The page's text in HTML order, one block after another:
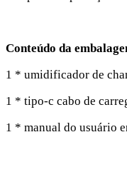
Conteúdo da
1 * umidificador de
1 * tipo-c cabo de
1 * manual do usuário